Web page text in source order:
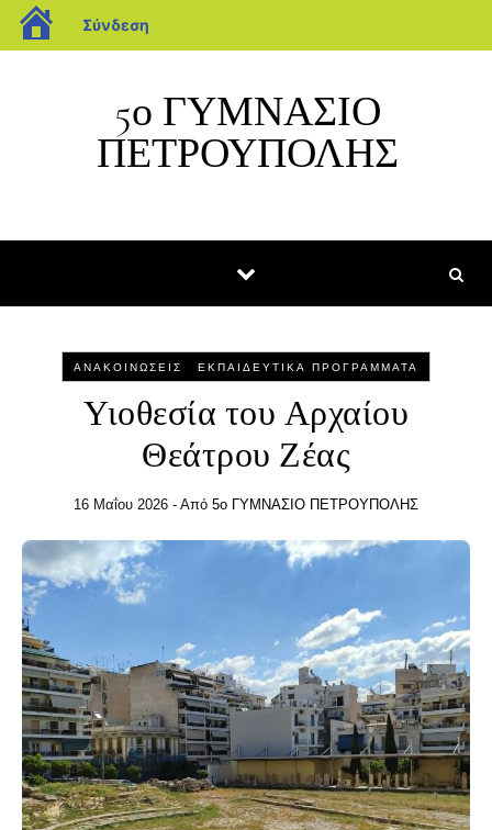
blogs.sch.gr
Σύνδεση
5ο ΓΥΜΝΑΣΙΟ
ΠΕΤΡΟΥΠΟΛΗΣ
ΑΝΑΚΟΙΝΏΣΕΙΣ ΕΚΠΑΙΔΕΥΤΙΚΆ ΠΡΟΓΡΆΜΜΑΤΑ
Υιοθεσία του Αρχαίου
Θεάτρου Ζέας
16 Μαΐου 2026 - Από 5ο ΓΥΜΝΑΣΙΟ ΠΕΤΡΟΥΠΟΛΗΣ